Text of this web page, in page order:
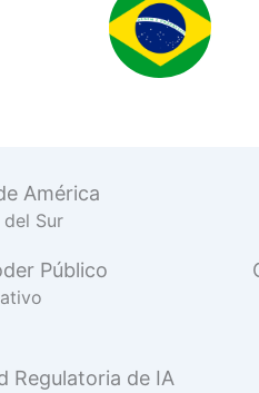
América
Sur
Público
Regulatoria de IA